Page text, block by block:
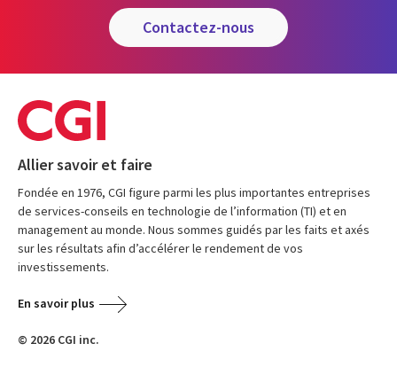
contactez-nous
Allier savoir et faire
Fondée en 1976, CGI figure parmi les plus importantes entreprises
de services-conseils en technologie de l’information (TI) et en
management au monde. Nous sommes guidés par les faits et axés
sur les résultats afin d’accélérer le rendement de vos
investissements.
En savoir plus
© 2026 CGI inc.